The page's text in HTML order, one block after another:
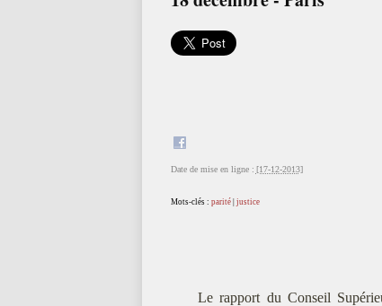
Date de mise en ligne : [17-12-2013]
Mots-clés : parité| justice
Le rapport du Conseil